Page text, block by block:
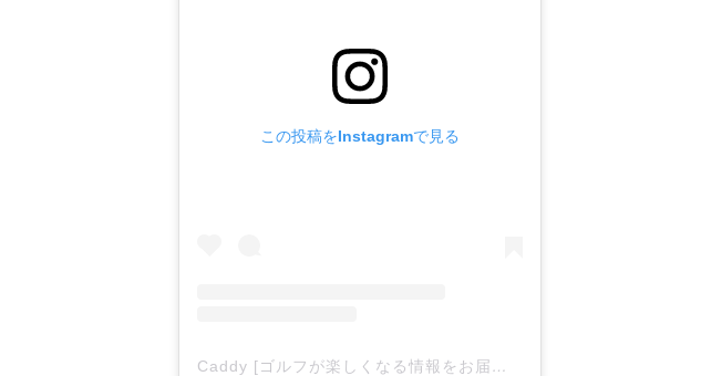
この投稿をInstagramで見る
Caddy [ゴルフが楽しくなる情報をお届け